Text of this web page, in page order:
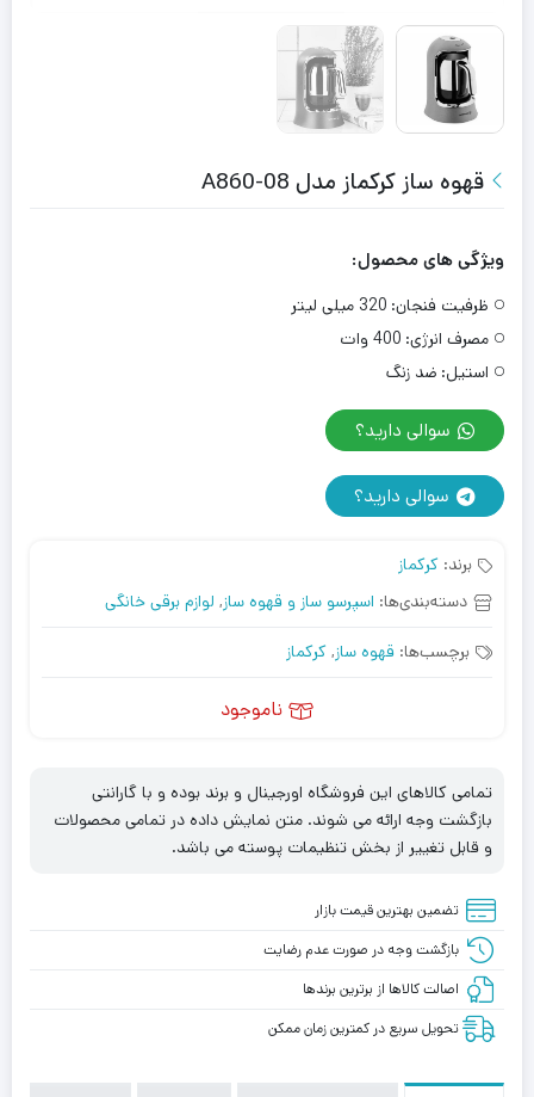
قهوه ساز کرکماز مدل A860-08
ویژگی های محصول:
ظرفیت فنجان: 320 میلی لیتر
مصرف انرژی: 400 وات
استیل: ضد زنگ
سوالی دارید؟
سوالی دارید؟
برند: کرکماز
دسته‌بندی‌ها: اسپرسو ساز و قهوه ساز, لوازم برقی خانگی
برچسب‌ها: قهوه ساز, کرکماز
ناموجود
تمامی کالاهای این فروشگاه اورجینال و برند بوده و با گارانتی
بازگشت وجه ارائه می شوند. متن نمایش داده در تمامی محصولات
و قابل تغییر از بخش تنظیمات پوسته می باشد.
تضمین بهترین قیمت بازار
بازگشت وجه در صورت عدم رضایت
اصالت کالاها از برترین برندها
تحویل سریع در کمترین زمان ممکن